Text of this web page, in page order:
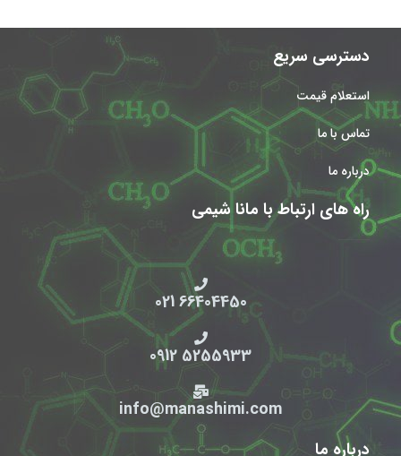
دسترسی سریع
استعلام قیمت
تماس با ما
درباره ما
راه های ارتباط با مانا شیمی
66404450 021
5255933 0912
info@manashimi.com
درباره ما